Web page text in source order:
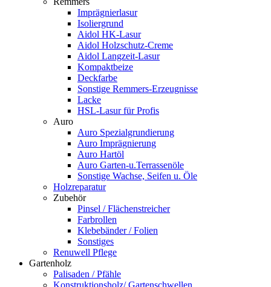
Imprägnierlasur
Isoliergrund
Aidol HK-Lasur
Aidol Holzschutz-Creme
Aidol Langzeit-Lasur
Kompaktbeize
Deckfarbe
Sonstige Remmers-Erzeugnisse
Lacke
HSL-Lasur für Profis
Auro
Auro Spezialgrundierung
Auro Imprägnierung
Auro Hartöl
Auro Garten-u.Terrassenöle
Sonstige Wachse, Seifen u. Öle
Holzreparatur
Zubehör
Pinsel / Flächenstreicher
Farbrollen
Klebebänder / Folien
Sonstiges
Renuwell Pflege
Gartenholz
Palisaden / Pfähle